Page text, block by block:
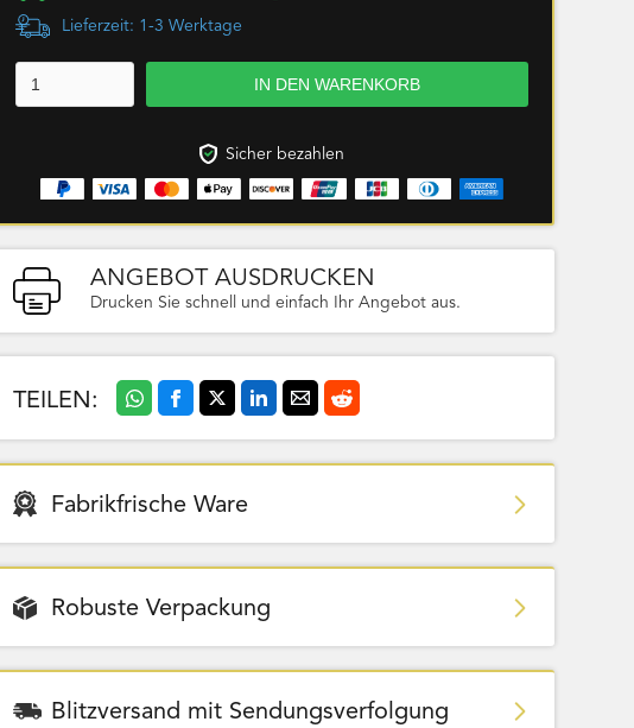
Lieferzeit: 1-3 Werktage
Sicher bezahlen
ANGEBOT AUSDRUCKEN
Drucken Sie schnell und einfach Ihr Angebot aus.
TEILEN:
Fabrikfrische Ware
Robuste Verpackung
Blitzversand mit Sendungsverfolgung